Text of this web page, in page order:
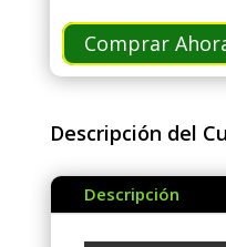
Comprar
Descripción del
Descripción